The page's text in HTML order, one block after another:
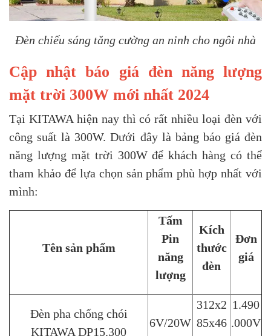
Đèn chiếu sáng tăng cường an ninh cho ngôi nhà
Cập nhật báo giá đèn năng lượng
mặt trời 300W mới nhất 2024
Tại KITAWA hiện nay thì có rất nhiều loại đèn với
công suất là 300W. Dưới đây là bảng báo giá đèn
năng lượng mặt trời 300W để khách hàng có thể
tham khảo để lựa chọn sản phẩm phù hợp nhất với
mình:
Tên sản phẩm
Tấm
Pin
năng
lượng
Kích
thước
đèn
Đơn
giá
Đèn pha chống chói
KITAWA DP15.300
6V/20W
312x2
85x46
1.490
.000V